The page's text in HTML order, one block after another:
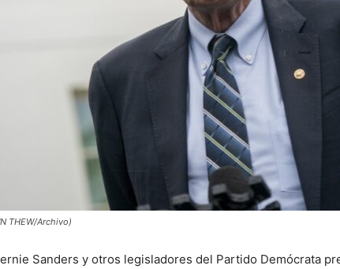
THEW/Archivo)
Sanders y otros legisladores del Partido Demócrata